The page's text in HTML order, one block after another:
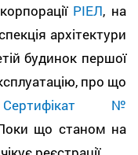
РІЕЛ, на
архітектури
будинок першої
про що
Сертифікат №
що станом на